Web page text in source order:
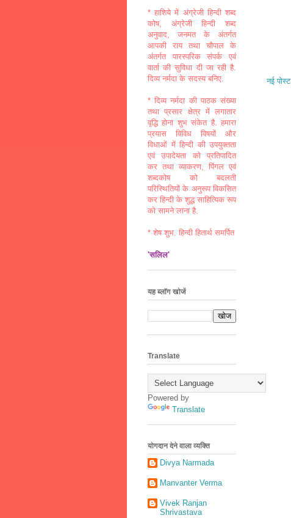
नई पोस्ट
* हाशिये में अंग्रेजी हिन्दी शब्द
कोष, अंग्रेजी हिन्दी शब्द
अनुवाद, जनमत के अंतर्गत
आपकी राय तथा चौपाल के
अंतर्गत पारस्परिक संपर्क एवं
वार्ता की सुविधा दी जा रही है.
दिव्य नर्मदा के सदस्य बनिए.
* दिव्य नर्मदा की पाठक संख्या
तथा प्रसार क्षेत्र में लगातार
वृद्धि होना शुभ संकेत है. हमारा
प्रयास विविध विषयों और
विधाओं में हिन्दी की उपयुक्तता
एवं उपादेयता को प्रतिपादित
कर तथा व्याकरण, पिंगल एवं
शब्दकोष को बदलती
परिस्थितियों के अनुरूप विकसित
कर हिन्दी के शुद्ध साहित्यिक रूप
को सामने लाना है.
* शेष शुभ. हिन्दी हितार्थ समर्पित
'सलिल'
यह ब्लॉग खोजें
Translate
Powered by
Translate
योगदान देने वाला व्यक्ति
Divya Narmada
Manvanter Verma
Vivek Ranjan
Shrivastava